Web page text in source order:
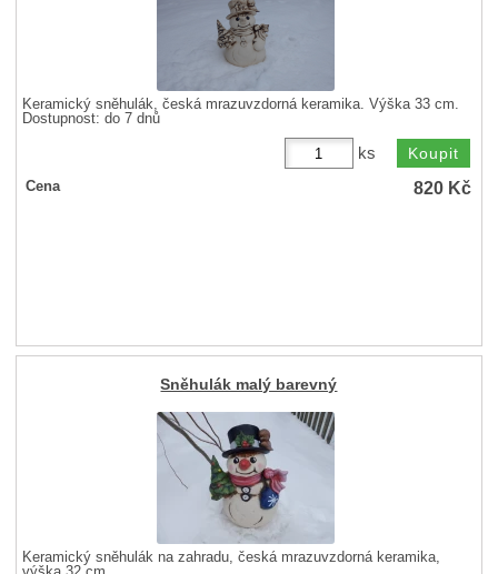
Keramický sněhulák, česká mrazuvzdorná keramika. Výška 33 cm.
Dostupnost:do 7 dnů
ks
Cena 820 Kč
Sněhulák malý barevný
Keramický sněhulák na zahradu, česká mrazuvzdorná keramika,